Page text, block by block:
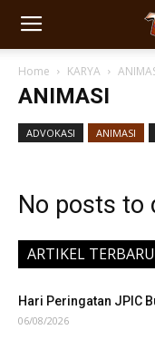
Home KARYA
ANIMASI
ADVOKASI ANIMASI
No posts to
ARTIKEL TERBARU
Hari Peringatan JPIC
06/08/2026